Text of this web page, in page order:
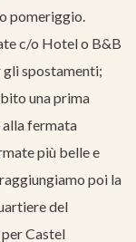
pomeriggio.
c/o Hotel o B&B
spostamenti;
una prima
fermata
più belle e
poi la
del
Castel